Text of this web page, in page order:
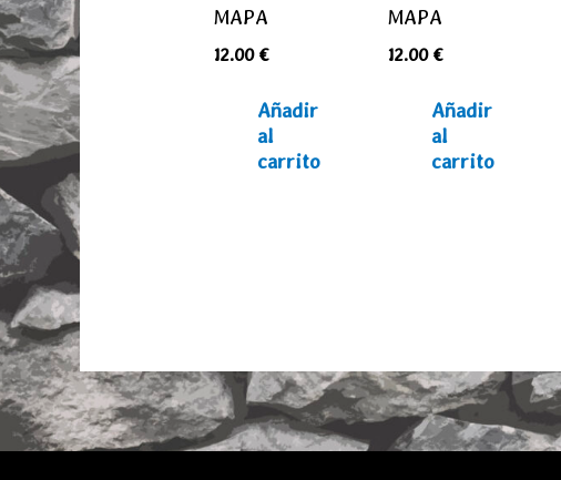
MAPA
12.00 €
Añadir
al
carrito
MAPA
12.00 €
Añadir
al
carrito